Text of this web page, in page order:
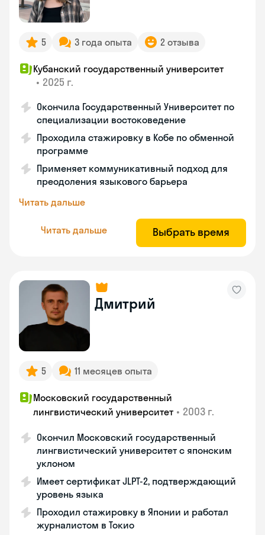
5 3 года опыта 2 отзыва
Кубанский государственный университет
• 2025 г.
Окончила Государственный Университет по
специализации востоковедение
Проходила стажировку в Кобе по обменной
программе
Применяет коммуникативный подход для
преодоления языкового барьера
Читать дальше
Читать дальше Выбрать время
Дмитрий
5 11 месяцев опыта
Московский государственный
лингвистический университет • 2003 г.
Окончил Московский государственный
лингвистический университет с японским
уклоном
Имеет сертификат JLPT-2, подтверждающий
уровень языка
Проходил стажировку в Японии и работал
журналистом в Токио